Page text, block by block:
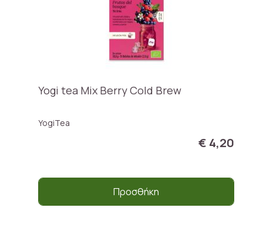
Yogi tea Mix Berry Cold Brew
YogiTea
€ 4,20
Προσθήκη